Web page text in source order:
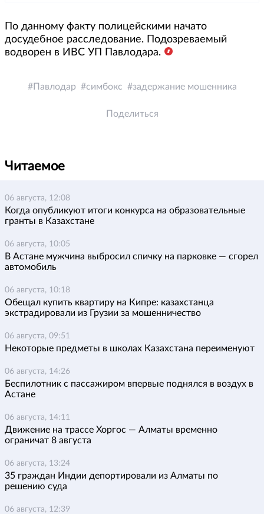
По данному факту полицейскими начато
досудебное расследование. Подозреваемый
водворен в ИВС УП Павлодара.
Павлодар симбокс задержание мошенника
Поделиться
Читаемое
06 августа, 12:08
Когда опубликуют итоги конкурса на образовательные
гранты в Казахстане
06 августа, 10:05
В Астане мужчина выбросил спичку на парковке — сгорел
автомобиль
06 августа, 10:18
Обещал купить квартиру на Кипре: казахстанца
экстрадировали из Грузии за мошенничество
06 августа, 09:51
Некоторые предметы в школах Казахстана переименуют
06 августа, 14:26
Беспилотник с пассажиром впервые поднялся в воздух в
Астане
06 августа, 14:11
Движение на трассе Хоргос — Алматы временно
ограничат 8 августа
06 августа, 13:24
35 граждан Индии депортировали из Алматы по
решению суда
06 августа, 12:39